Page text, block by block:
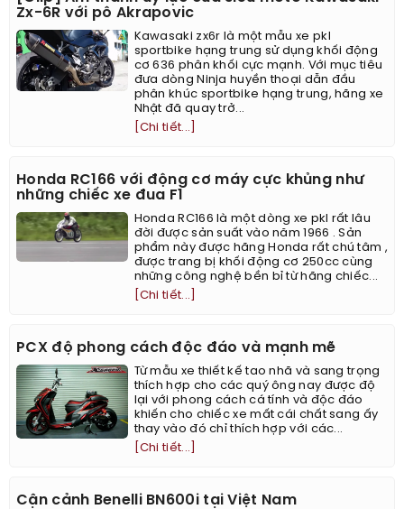
Zx-6R với pô Akrapovic
Kawasaki zx6r là một mẫu xe pkl
sportbike hạng trung sử dụng khối động
cơ 636 phân khối cực mạnh. Với mục tiêu
đưa dòng Ninja huyền thoại dẫn đầu
phân khúc sportbike hạng trung, hãng xe
Nhật đã quay trở...
[Chi tiết...]
Honda RC166 với động cơ máy cực khủng như
những chiếc xe đua F1
Honda RC166 là một dòng xe pkl rất lâu
đời được sản suất vào năm 1966 . Sản
phẩm này được hãng Honda rất chú tâm ,
được trang bị khối động cơ 250cc cùng
những công nghệ bền bỉ từ hãng chiếc...
[Chi tiết...]
PCX độ phong cách độc đáo và mạnh mẽ
Từ mẫu xe thiết kế tao nhã và sang trọng
thích hợp cho các quý ông nay được độ
lại với phong cách cá tính và độc đáo
khiến cho chiếc xe mất cái chất sang ấy
thay vào đó chỉ thích hợp với các...
[Chi tiết...]
Cận cảnh Benelli BN600i tại Việt Nam